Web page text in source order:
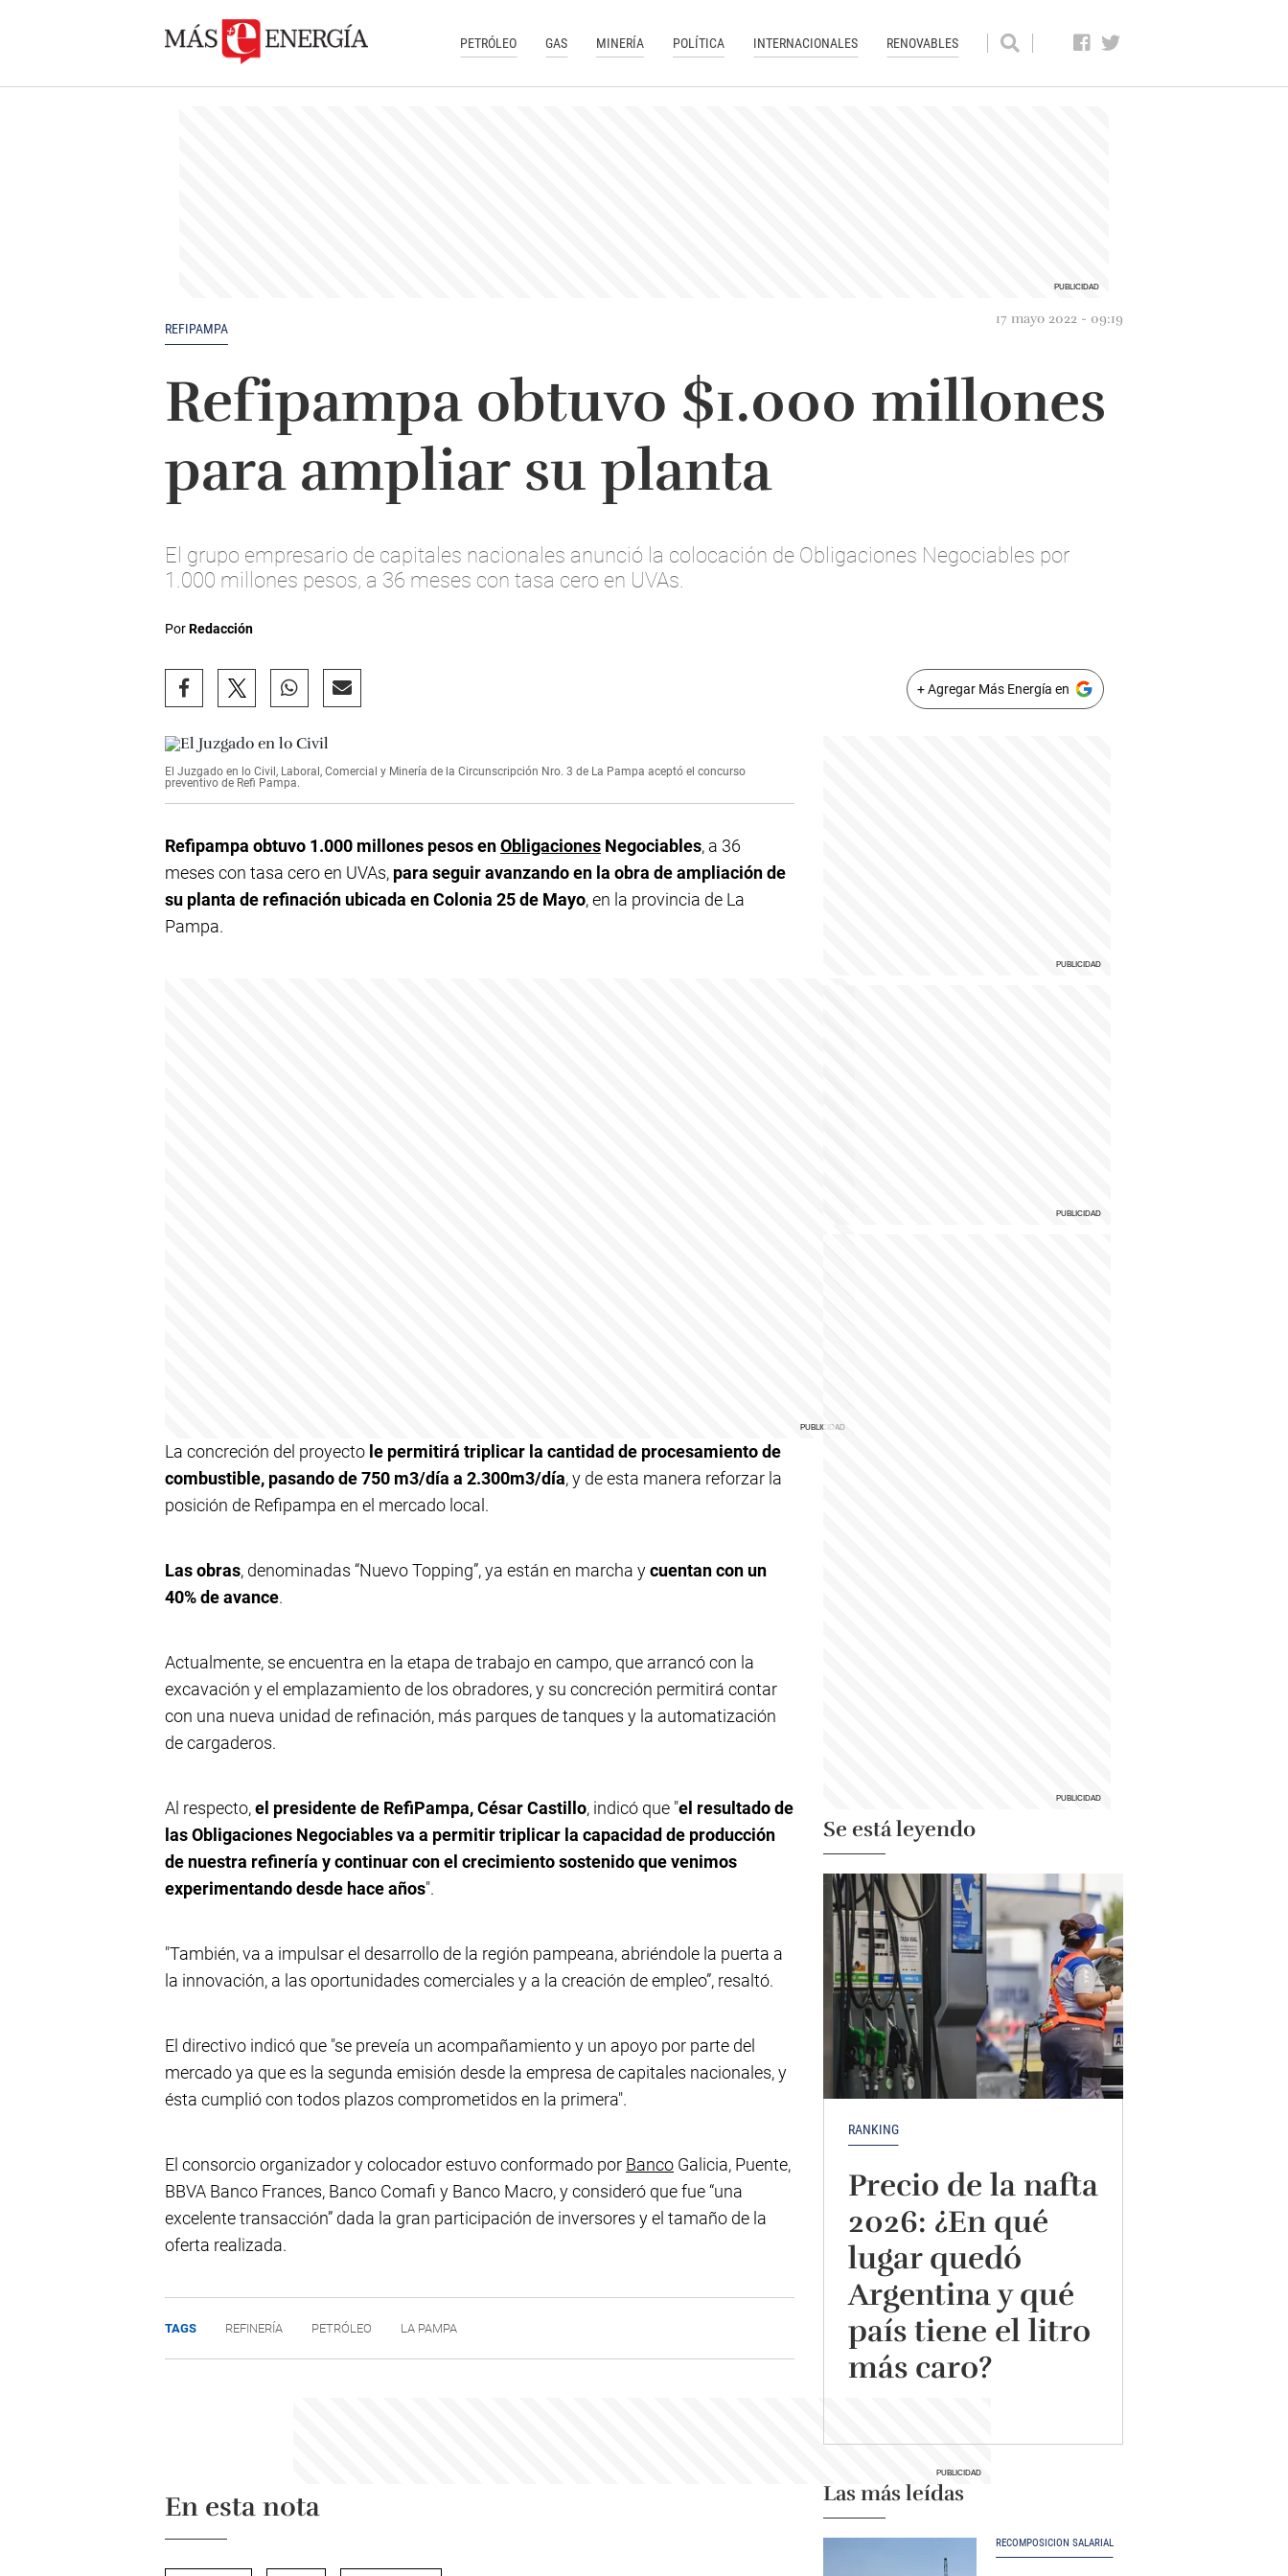
PETRÓLEO GAS MINERÍA POLÍTICA INTERNACIONALES RENOVABLES
REFIPAMPA
17 mayo 2022 - 09:19
Refipampa obtuvo $1.000 millones
para ampliar su planta
El grupo empresario de capitales nacionales anunció la colocación de Obligaciones Negociables por
1.000 millones pesos, a 36 meses con tasa cero en UVAs.
PorRedacción
+ Agregar Más Energía en
El Juzgado en lo Civil, Laboral, Comercial y Minería de la Circunscripción Nro. 3 de La Pampa aceptó el concurso
preventivo de Refi Pampa.
Refipampa obtuvo 1.000 millones pesos enObligaciones Negociables, a 36
meses con tasa cero en UVAs, para seguir avanzando en la obra de ampliación de
su planta de refinación ubicada en Colonia 25 de Mayo, en la provincia de La
Pampa.
La concreción del proyecto le permitirá triplicar la cantidad de procesamiento de
combustible, pasando de 750 m3/día a 2.300m3/día, y de esta manera reforzar la
posición de Refipampa en el mercado local.
Las obras, denominadas “Nuevo Topping”, ya están en marcha ycuentan con un
40% de avance.
Actualmente, se encuentra en la etapa de trabajo en campo, que arrancó con la
excavación y el emplazamiento de los obradores, y su concreción permitirá contar
con una nueva unidad de refinación, más parques de tanques y la automatización
de cargaderos.
Al respecto,el presidente de RefiPampa, César Castillo, indicó que "el resultado de
las Obligaciones Negociables va a permitir triplicar la capacidad de producción
de nuestra refinería y continuar con el crecimiento sostenido que venimos
experimentando desde hace años".
"También, va a impulsar el desarrollo de la región pampeana, abriéndole la puerta a
la innovación, a las oportunidades comerciales y a la creación de empleo”, resaltó.
El directivo indicó que "se preveía un acompañamiento y un apoyo por parte del
mercado ya que es la segunda emisión desde la empresa de capitales nacionales, y
ésta cumplió con todos plazos comprometidos en la primera".
El consorcio organizador y colocador estuvo conformado por Banco Galicia, Puente,
BBVA Banco Frances, Banco Comafi y Banco Macro, y consideró que fue “una
excelente transacción” dada la gran participación de inversores y el tamaño de la
oferta realizada.
TAGS REFINERÍA PETRÓLEO LA PAMPA
En esta nota
Se está leyendo
RANKING
Precio de la nafta
2026: ¿En qué
lugar quedó
Argentina y qué
país tiene el litro
más caro?
Las más leídas
RECOMPOSICIÓN SALARIAL